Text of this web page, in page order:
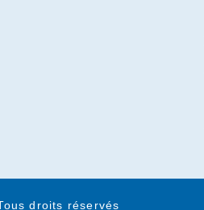
droits réservés